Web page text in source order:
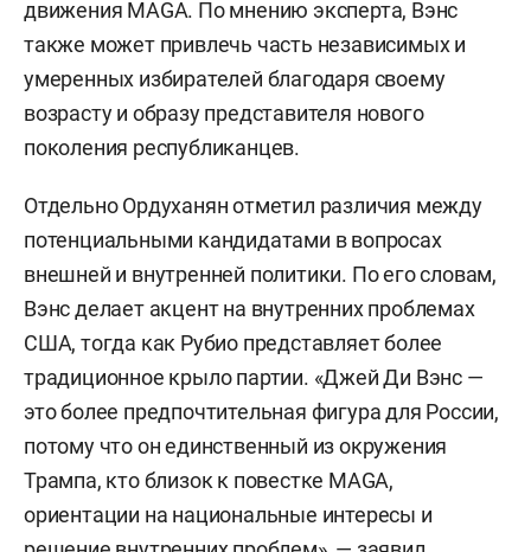
движения MAGA. По мнению эксперта, Вэнс
также может привлечь часть независимых и
умеренных избирателей благодаря своему
возрасту и образу представителя нового
поколения республиканцев.
Отдельно Ордуханян отметил различия между
потенциальными кандидатами в вопросах
внешней и внутренней политики. По его словам,
Вэнс делает акцент на внутренних проблемах
США, тогда как Рубио представляет более
традиционное крыло партии. «Джей Ди Вэнс —
это более предпочтительная фигура для России,
потому что он единственный из окружения
Трампа, кто близок к повестке MAGA,
ориентации на национальные интересы и